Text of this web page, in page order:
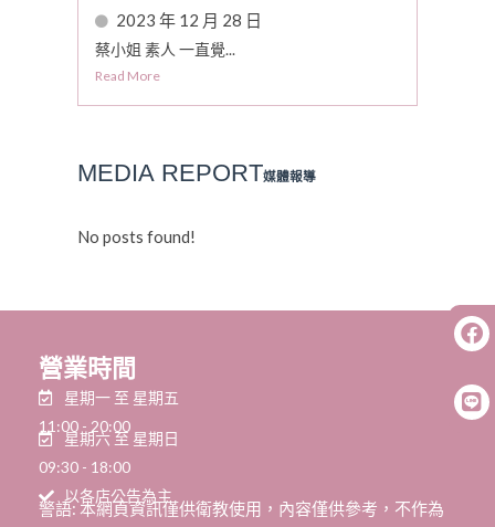
2023 年 12 月 28 日
蔡小姐 素人 一直覺...
Read More
MEDIA REPORT媒體報導
No posts found!
營業時間
星期一 至 星期五
11:00 - 20:00
星期六 至 星期日
09:30 - 18:00
以各店公告為主
警語: 本網頁資訊僅供衛教使用，內容僅供參考，不作為